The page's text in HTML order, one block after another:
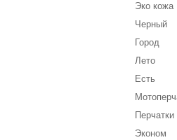
Эко кожа
Черный
Город
Лето
Есть
Перчатки
Эконом